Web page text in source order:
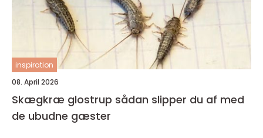
inspiration
08. April 2026
Skægkræ glostrup sådan slipper du af med
de ubudne gæster